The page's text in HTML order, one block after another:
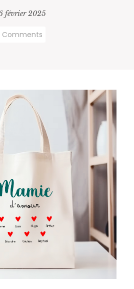
février 2025
Comments